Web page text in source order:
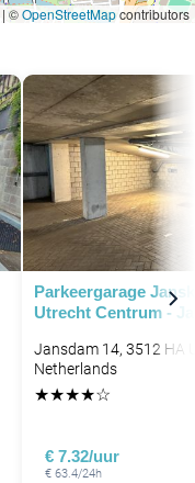
|©OpenStreetMapcontributors
Parkeergarage
Utrecht Centrum -
Jansdam 14, 3512 HA
Netherlands
★★★★☆
€ 7.32/uur
€ 63.4/24h